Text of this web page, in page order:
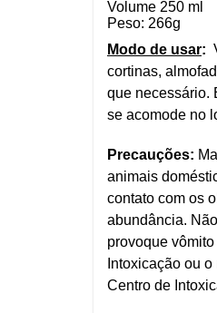
Volume 250 ml
Peso: 266g
Modo de usar:
cortinas,
que necessário.
se acomode no
Precauções:
animais
contato com os
abundância.
provoque
Intoxicação ou
Centro de